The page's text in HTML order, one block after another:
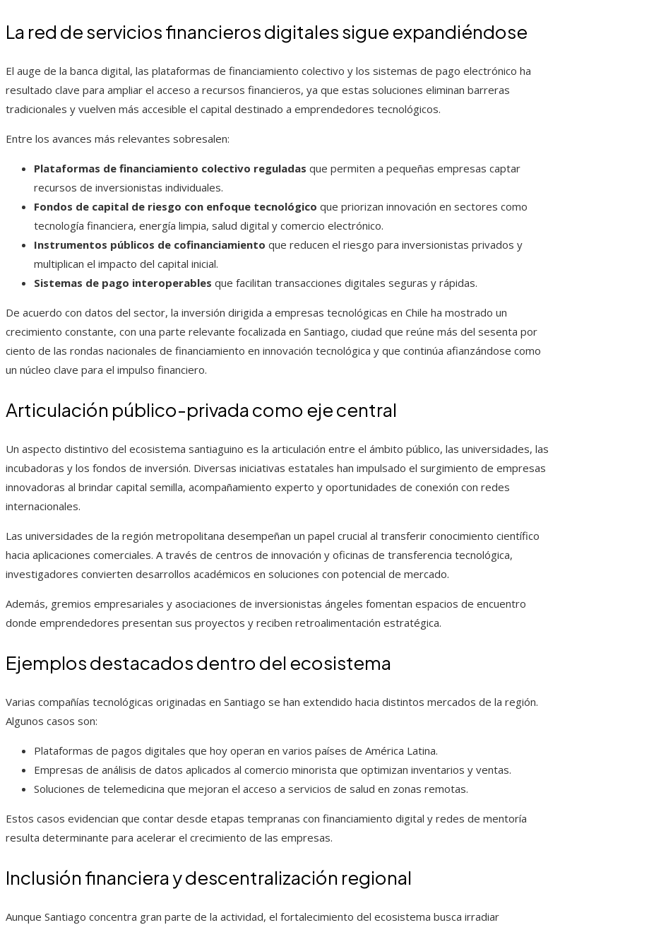
La red de servicios financieros digitales sigue expandiéndose
El auge de la banca digital, las plataformas de financiamiento colectivo y los sistemas de pago electrónico ha
resultado clave para ampliar el acceso a recursos financieros, ya que estas soluciones eliminan barreras
tradicionales y vuelven más accesible el capital destinado a emprendedores tecnológicos.
Entre los avances más relevantes sobresalen:
Plataformas de financiamiento colectivo reguladas que permiten a pequeñas empresas captar
recursos de inversionistas individuales.
Fondos de capital de riesgo con enfoque tecnológico que priorizan innovación en sectores como
tecnología financiera, energía limpia, salud digital y comercio electrónico.
Instrumentos públicos de cofinanciamiento que reducen el riesgo para inversionistas privados y
multiplican el impacto del capital inicial.
Sistemas de pago interoperables que facilitan transacciones digitales seguras y rápidas.
De acuerdo con datos del sector, la inversión dirigida a empresas tecnológicas en Chile ha mostrado un
crecimiento constante, con una parte relevante focalizada en Santiago, ciudad que reúne más del sesenta por
ciento de las rondas nacionales de financiamiento en innovación tecnológica y que continúa afianzándose como
un núcleo clave para el impulso financiero.
Articulación público-privada como eje central
Un aspecto distintivo del ecosistema santiaguino es la articulación entre el ámbito público, las universidades, las
incubadoras y los fondos de inversión. Diversas iniciativas estatales han impulsado el surgimiento de empresas
innovadoras al brindar capital semilla, acompañamiento experto y oportunidades de conexión con redes
internacionales.
Las universidades de la región metropolitana desempeñan un papel crucial al transferir conocimiento científico
hacia aplicaciones comerciales. A través de centros de innovación y oficinas de transferencia tecnológica,
investigadores convierten desarrollos académicos en soluciones con potencial de mercado.
Además, gremios empresariales y asociaciones de inversionistas ángeles fomentan espacios de encuentro
donde emprendedores presentan sus proyectos y reciben retroalimentación estratégica.
Ejemplos destacados dentro del ecosistema
Varias compañías tecnológicas originadas en Santiago se han extendido hacia distintos mercados de la región.
Algunos casos son:
Plataformas de pagos digitales que hoy operan en varios países de América Latina.
Empresas de análisis de datos aplicados al comercio minorista que optimizan inventarios y ventas.
Soluciones de telemedicina que mejoran el acceso a servicios de salud en zonas remotas.
Estos casos evidencian que contar desde etapas tempranas con financiamiento digital y redes de mentoría
resulta determinante para acelerar el crecimiento de las empresas.
Inclusión financiera y descentralización regional
Aunque Santiago concentra gran parte de la actividad, el fortalecimiento del ecosistema busca irradiar